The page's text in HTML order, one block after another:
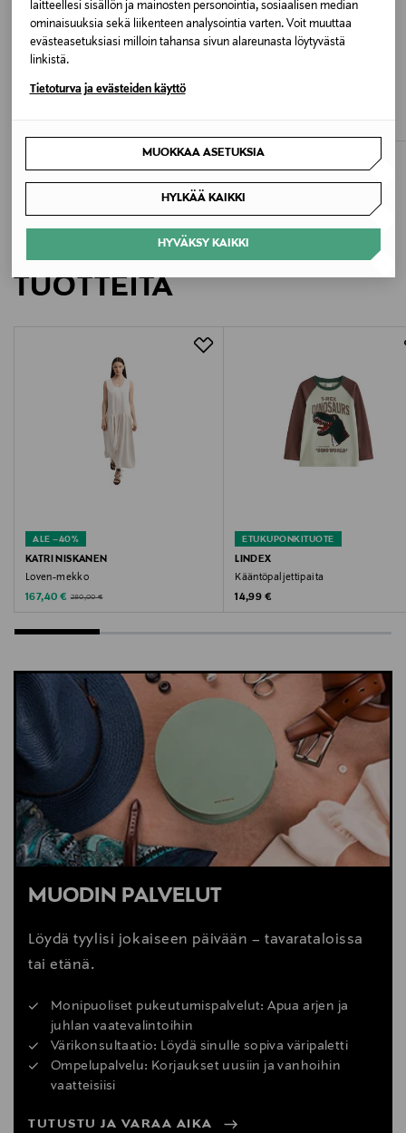
laitteellesi sisällön ja mainosten personointia, sosiaalisen median
ominaisuuksia sekä liikenteen analysointia varten. Voit muuttaa
evästeasetuksiasi milloin tahansa sivun alareunasta löytyvästä
linkistä.
Tietoturva ja evästeiden käyttö
MUOKKAA ASETUKSIA
HYLKÄÄ KAIKKI
HYVÄKSY KAIKKI
Valmistusmaa
Intia
Valmistajan tuotenumero
Lindex Group Oyj/Lindex Division
Valmistajan osoite
Korkeavuorenkatu 28, 00130 Helsinki, Finland
Lindex, Lucia gown, lucia mekko, juhlamekko,
HUTTELIHUT
LISÄÄ KIINNOSTAVIA
TUOTTEITA
ALE –40%
KATRI NISKANEN
Loven-mekko
Discounted Price
167,40 € Original Price
280,00 €
ETUKUPONKITUOTE
LINDEX
Kääntöpaljettipaita
Original Price
14,99 €
MUODIN PALVELUT
Löydä tyylisi jokaiseen päivään – tavarataloissa
tai etänä.
Monipuoliset pukeutumispalvelut: Apua arjen ja
juhlan vaatevalintoihin
Värikonsultaatio: Löydä sinulle sopiva väripaletti
Ompelupalvelu: Korjaukset uusiin ja vanhoihin
vaatteisiisi
TUTUSTU JA VARAA AIKA